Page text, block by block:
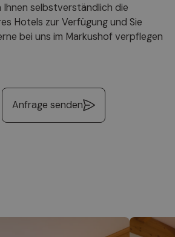
selbstverständlich die
Hotels zur Verfügung und Sie
bei uns im Markushof verpflegen
Anfrage senden